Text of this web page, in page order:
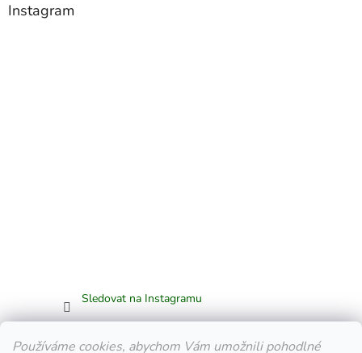
Používáme cookies, abychom Vám umožnili pohodlné
Instagram
Sledovat na Instagramu
Facebook